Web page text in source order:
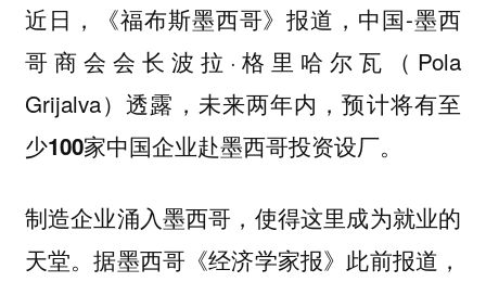
近日，《福布斯墨西哥》报道，中国-墨西
哥商会会长波拉·格里哈尔瓦（Pola
Grijalva）透露，未来两年内，预计将有至
少100家中国企业赴墨西哥投资设厂。
制造企业涌入墨西哥，使得这里成为就业的
天堂。据墨西哥《经济学家报》此前报道，